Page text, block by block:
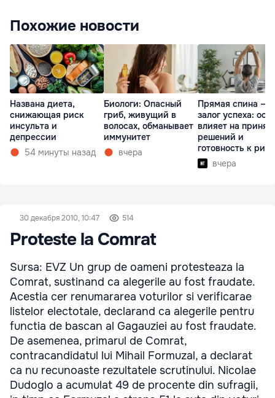
Похожие новости
Названа диета,
снижающая риск
инсульта и
депрессии
54 минуты назад
Биологи: Опасный
гриб, живущий в
волосах, обманывает
иммунитет
вчера
Прямая спина —
залог успеха:
влияет на
решений и
готовность к
вчера
30 декабря 2010, 10:47 514
Proteste la Comrat
Sursa: EVZ Un grup de oameni protesteaza la
Comrat, sustinand ca alegerile au fost fraudate.
Acestia cer renumararea voturilor si verificarae
listelor electotale, declarand ca alegerile pentru
functia de bascan al Gagauziei au fost fraudate.
De asemenea, primarul de Comrat,
contracandidatul lui Mihail Formuzal, a declarat
ca nu recunoaste rezultatele scrutinului. Nicolae
Dudoglo a acumulat 49 de procente din sufragii,